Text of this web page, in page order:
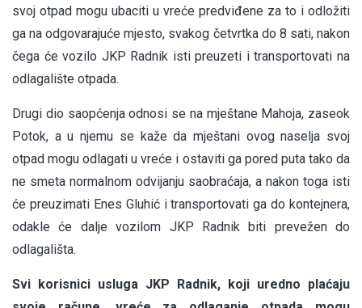
svoj otpad mogu ubaciti u vreće predviđene za to i odložiti
ga na odgovarajuće mjesto, svakog četvrtka do 8 sati, nakon
čega će vozilo JKP Radnik isti preuzeti i transportovati na
odlagalište otpada.
Drugi dio saopćenja odnosi se na mještane Mahoja, zaseok
Potok, a u njemu se kaže da mještani ovog naselja svoj
otpad mogu odlagati u vreće i ostaviti ga pored puta tako da
ne smeta normalnom odvijanju saobraćaja, a nakon toga isti
će preuzimati Enes Gluhić i transportovati ga do kontejnera,
odakle će dalje vozilom JKP Radnik biti prevežen do
odlagališta.
Svi korisnici usluga JKP Radnik, koji uredno plaćaju